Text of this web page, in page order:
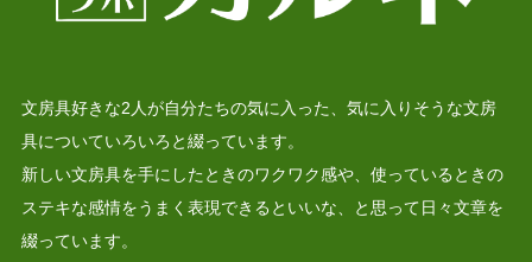
文房具好きな2人が自分たちの気に入った、気に入りそうな文房
具についていろいろと綴っています。
新しい文房具を手にしたときのワクワク感や、使っているときの
ステキな感情をうまく表現できるといいな、と思って日々文章を
綴っています。